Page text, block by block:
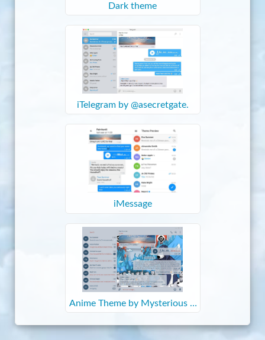
Dark theme
iTelegram by @asecretgate.
iMessage
Anime Theme by Mysterious C